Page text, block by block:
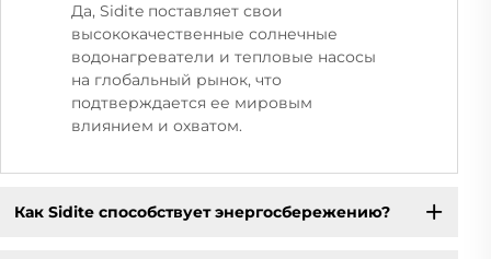
Да, Sidite поставляет свои
высококачественные солнечные
водонагреватели и тепловые насосы
на глобальный рынок, что
подтверждается ее мировым
влиянием и охватом.
Как Sidite способствует энергосбережению?